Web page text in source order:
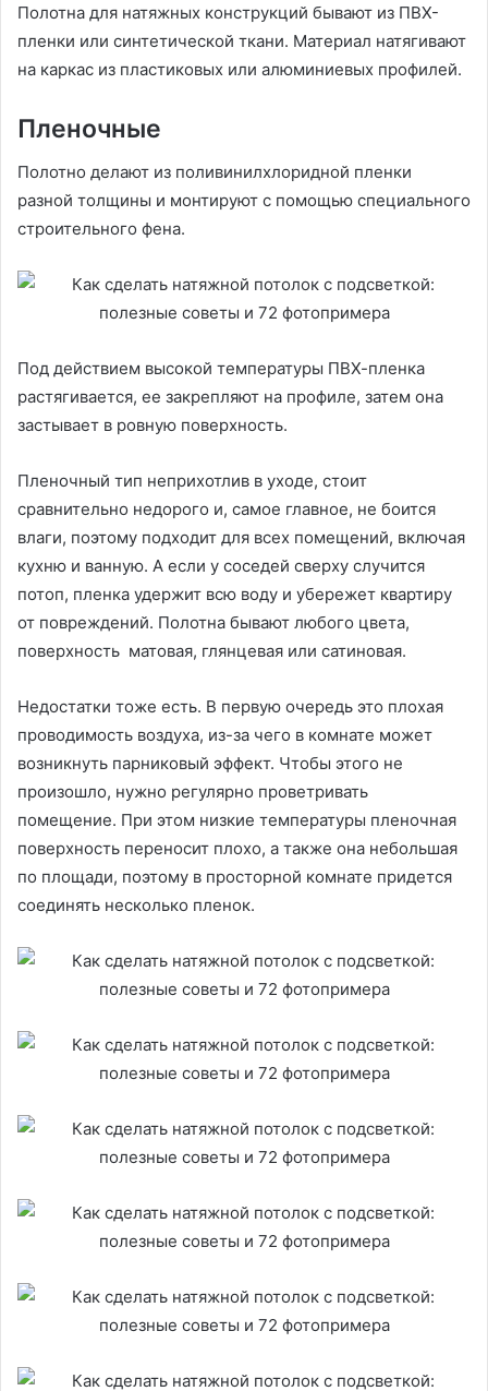
Полотна для натяжных конструкций бывают из ПВХ-
пленки или синтетической ткани. Материал натягивают
на каркас из пластиковых или алюминиевых профилей.
Пленочные
Полотно делают из поливинилхлоридной пленки
разной толщины и монтируют с помощью специального
строительного фена.
Под действием высокой температуры ПВХ-пленка
растягивается, ее закрепляют на профиле, затем она
застывает в ровную поверхность.
Пленочный тип неприхотлив в уходе, стоит
сравнительно недорого и, самое главное, не боится
влаги, поэтому подходит для всех помещений, включая
кухню и ванную. А если у соседей сверху случится
потоп, пленка удержит всю воду и убережет квартиру
от повреждений. Полотна бывают любого цвета,
поверхность матовая, глянцевая или сатиновая.
Недостатки тоже есть. В первую очередь это плохая
проводимость воздуха, из-за чего в комнате может
возникнуть парниковый эффект. Чтобы этого не
произошло, нужно регулярно проветривать
помещение. При этом низкие температуры пленочная
поверхность переносит плохо, а также она небольшая
по площади, поэтому в просторной комнате придется
соединять несколько пленок.